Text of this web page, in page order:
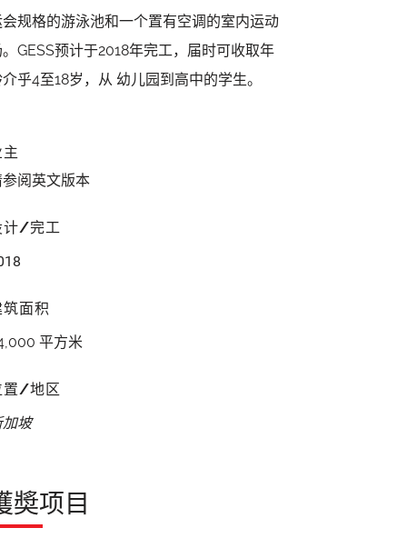
会规格的游泳池和一个置有空调的室内运动
GESS预计于2018年完工，届时可收取年
乎4至18岁，从 幼儿园到高中的学生。
参阅英文版本
计/完工
筑面积
平方米
置/地区
加坡
奬项目